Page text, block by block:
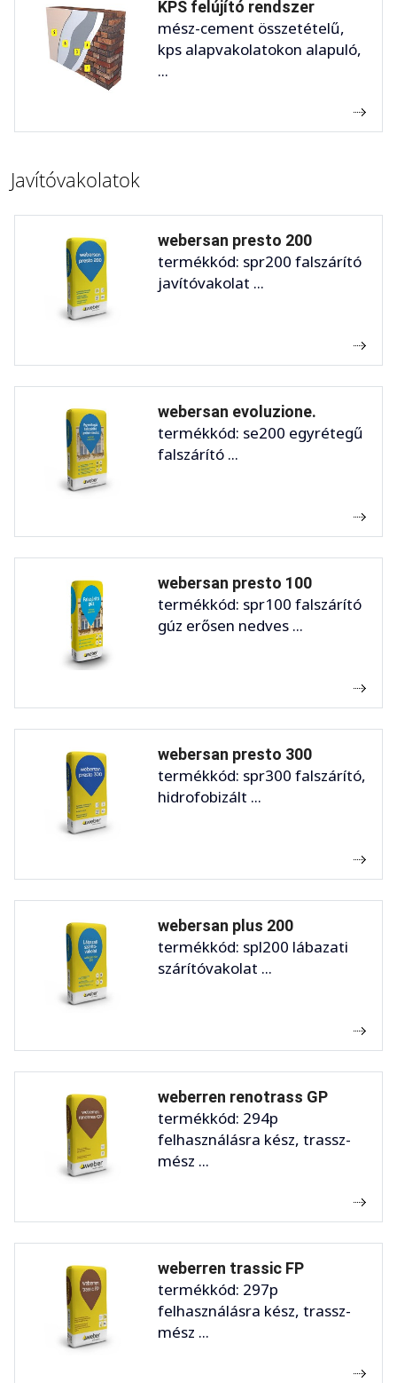
KPS felújító rendszer
mész-cement összetételű,
kps alapvakolatokon alapuló,
...
Javítóvakolatok
webersan presto 200
termékkód: spr200 falszárító
javítóvakolat ...
webersan evoluzione.
termékkód: se200 egyrétegű
falszárító ...
webersan presto 100
termékkód: spr100 falszárító
gúz erősen nedves ...
webersan presto 300
termékkód: spr300 falszárító,
hidrofobizált ...
webersan plus 200
termékkód: spl200 lábazati
szárítóvakolat ...
weberren renotrass GP
termékkód: 294p
felhasználásra kész, trassz-
mész ...
weberren trassic FP
termékkód: 297p
felhasználásra kész, trassz-
mész ...